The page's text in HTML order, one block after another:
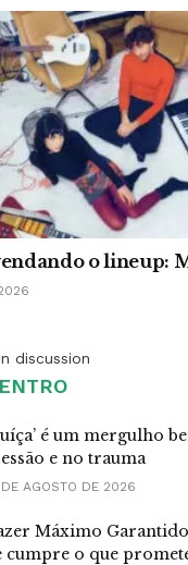
o lineup:
discussion
é um mergulho
e no trauma
AGOSTO DE 2026
Máximo
cumpre o que